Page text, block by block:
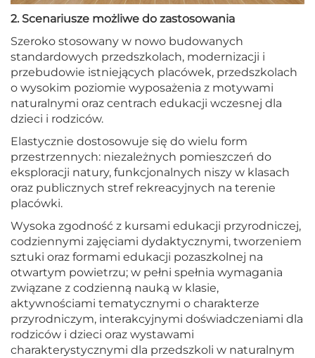
2. Scenariusze możliwe do zastosowania
Szeroko stosowany w nowo budowanych
standardowych przedszkolach, modernizacji i
przebudowie istniejących placówek, przedszkolach
o wysokim poziomie wyposażenia z motywami
naturalnymi oraz centrach edukacji wczesnej dla
dzieci i rodziców.
Elastycznie dostosowuje się do wielu form
przestrzennych: niezależnych pomieszczeń do
eksploracji natury, funkcjonalnych niszy w klasach
oraz publicznych stref rekreacyjnych na terenie
placówki.
Wysoka zgodność z kursami edukacji przyrodniczej,
codziennymi zajęciami dydaktycznymi, tworzeniem
sztuki oraz formami edukacji pozaszkolnej na
otwartym powietrzu; w pełni spełnia wymagania
związane z codzienną nauką w klasie,
aktywnościami tematycznymi o charakterze
przyrodniczym, interakcyjnymi doświadczeniami dla
rodziców i dzieci oraz wystawami
charakterystycznymi dla przedszkoli w naturalnym